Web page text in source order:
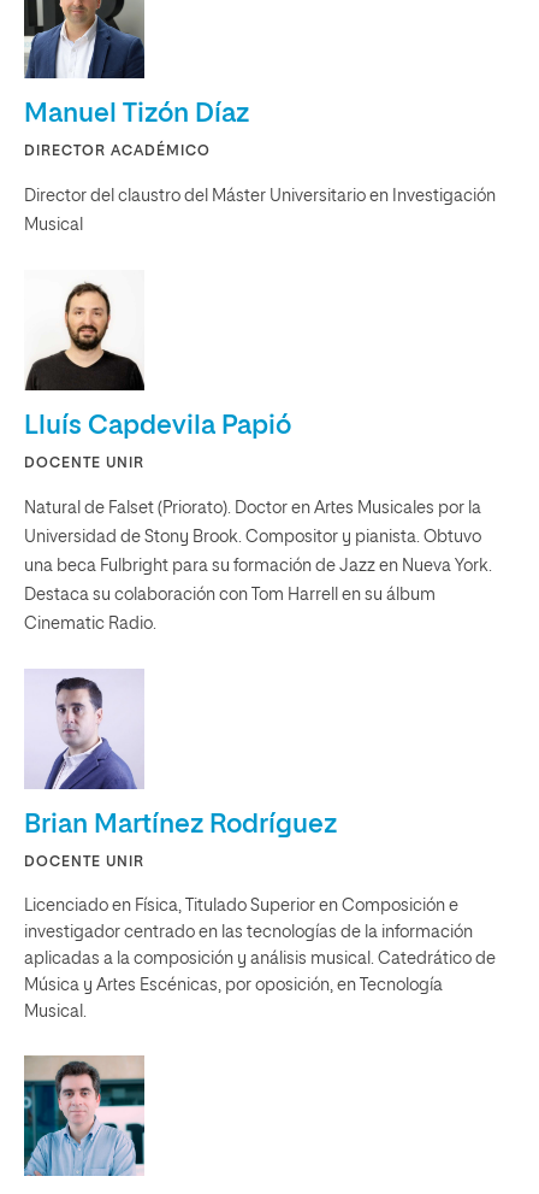
Manuel Tizón Díaz
DIRECTOR ACADÉMICO
Director del claustro del Máster Universitario en Investigación
Musical
Lluís Capdevila Papió
DOCENTE UNIR
Natural de Falset (Priorato). Doctor en Artes Musicales por la
Universidad de Stony Brook. Compositor y pianista. Obtuvo
una beca Fulbright para su formación de Jazz en Nueva York.
Destaca su colaboración con Tom Harrell en su álbum
Cinematic Radio.
Brian Martínez Rodríguez
DOCENTE UNIR
Licenciado en Física, Titulado Superior en Composición e
investigador centrado en las tecnologías de la información
aplicadas a la composición y análisis musical. Catedrático de
Música y Artes Escénicas, por oposición, en Tecnología
Musical.